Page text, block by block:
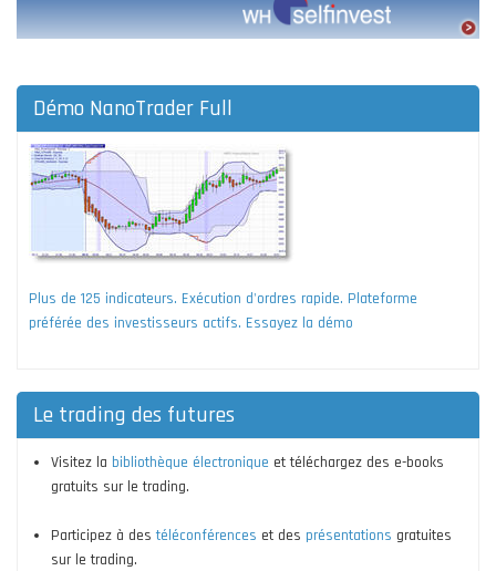
Démo NanoTrader Full
Plus de 125 indicateurs. Exécution d'ordres rapide. Plateforme
préférée des investisseurs actifs. Essayez la démo
Le trading des futures
Visitez la bibliothèque électronique et téléchargez des e-books
gratuits sur le trading.
Participez à destéléconférences et des présentations gratuites
sur le trading.